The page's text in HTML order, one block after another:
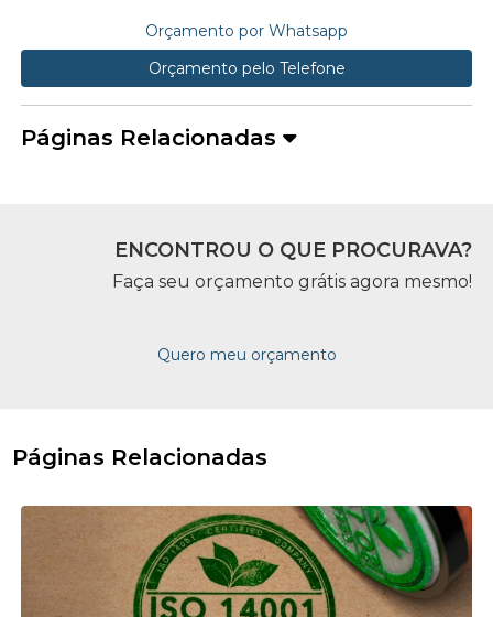
Orçamento por Whatsapp
Orçamento pelo Telefone
Páginas Relacionadas
ENCONTROU O QUE PROCURAVA?
Faça seu orçamento grátis agora mesmo!
Quero meu orçamento
Páginas Relacionadas